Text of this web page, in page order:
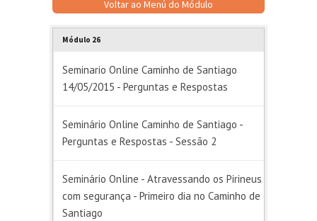
Voltar ao Menú do Módulo
Módulo 26
Seminario Online Caminho de Santiago
14/05/2015 - Perguntas e Respostas
Seminário Online Caminho de Santiago -
Perguntas e Respostas - Sessão 2
Seminário Online - Atravessando os Pirineus
com segurança - Primeiro dia no Caminho de
Santiago